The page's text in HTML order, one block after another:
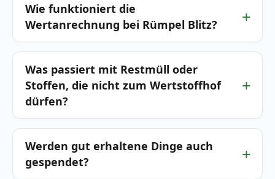
Wie funktioniert die
Wertanrechnung bei Rümpel Blitz?
Was passiert mit Restmüll oder
Stoffen, die nicht zum Wertstoffhof
dürfen?
Werden gut erhaltene Dinge auch
gespendet?